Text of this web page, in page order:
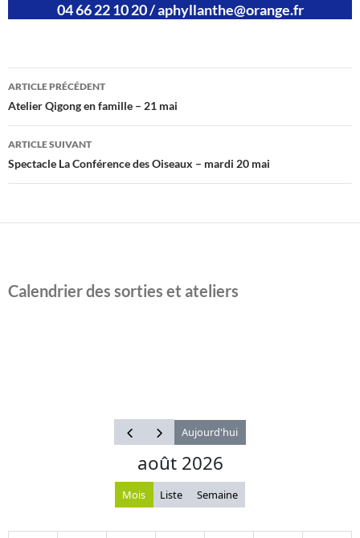
04 66 22 10 20/aphyllanthe@orange.fr
Navigation
des
articles
ARTICLE PRÉCÉDENT
Atelier Qigong en famille – 21 mai
ARTICLE SUIVANT
Spectacle La Conférence des Oiseaux – mardi 20 mai
Calendrier des sorties et ateliers